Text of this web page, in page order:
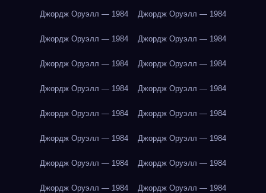
Джордж Оруэлл — 1984 Джордж Оруэлл — 1984
Джордж Оруэлл — 1984 Джордж Оруэлл — 1984
Джордж Оруэлл — 1984 Джордж Оруэлл — 1984
Джордж Оруэлл — 1984 Джордж Оруэлл — 1984
Джордж Оруэлл — 1984 Джордж Оруэлл — 1984
Джордж Оруэлл — 1984 Джордж Оруэлл — 1984
Джордж Оруэлл — 1984 Джордж Оруэлл — 1984
Джордж Оруэлл — 1984 Джордж Оруэлл — 1984